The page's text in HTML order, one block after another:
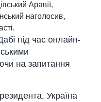
Аравії,
наголосив,
під час онлайн-
на запитання
Україна